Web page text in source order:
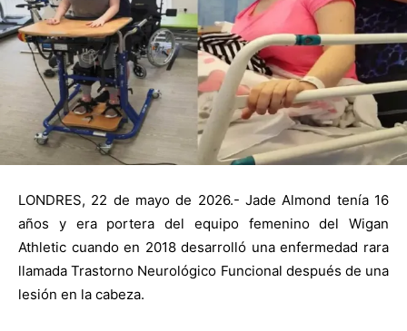
LONDRES, 22 de mayo de 2026.- Jade Almond tenía 16
años y era portera del equipo femenino del Wigan
Athletic cuando en 2018 desarrolló una enfermedad rara
llamada Trastorno Neurológico Funcional después de una
lesión en la cabeza.